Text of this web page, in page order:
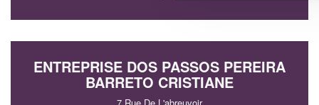
ENTREPRISE DOS PASSOS PEREIRA
BARRETO CRISTIANE